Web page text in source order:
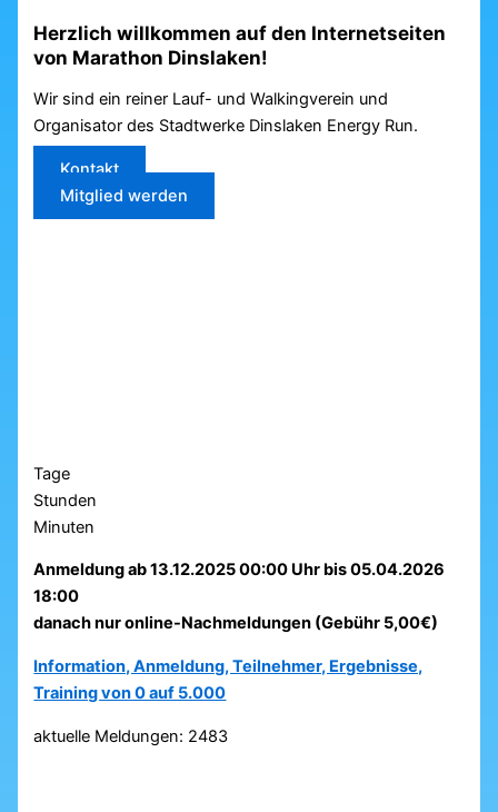
Herzlich willkommen auf den Internetseiten
von Marathon Dinslaken!
Wir sind ein reiner Lauf- und Walkingverein und
Organisator des Stadtwerke Dinslaken Energy Run.
Kontakt
Mitglied werden
Tage
Stunden
Minuten
Anmeldung ab 13.12.2025 00:00 Uhr bis 05.04.2026
18:00
danach nur online-Nachmeldungen (Gebühr 5,00€)
Information, Anmeldung, Teilnehmer, Ergebnisse,
Training von 0 auf 5.000
aktuelle Meldungen: 2483